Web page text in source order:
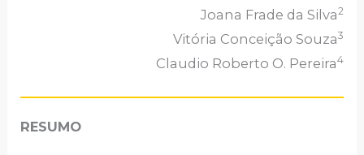
Joana Frade da Silva2
Vitória Conceição Souza3
Claudio Roberto O. Pereira4
RESUMO